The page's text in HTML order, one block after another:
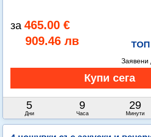
465.00 €
909.46 лв
5
Дни
9
Часа
29
Минути
Заявени